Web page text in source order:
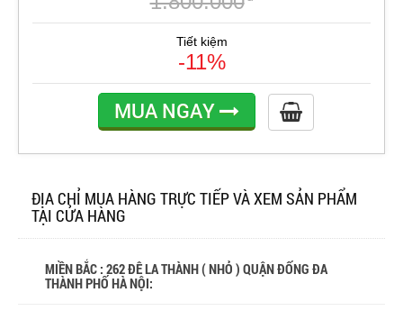
Tiết kiệm
-11%
MUA NGAY
ĐỊA CHỈ MUA HÀNG TRỰC TIẾP VÀ XEM SẢN PHẨM
TẠI CỬA HÀNG
MIỀN BẮC : 262 ĐÊ LA THÀNH ( NHỎ ) QUẬN ĐỐNG ĐA
THÀNH PHỐ HÀ NỘI: